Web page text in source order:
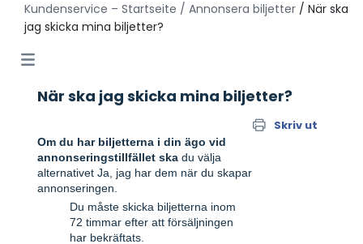
Kundenservice – Startseite / Annonsera biljetter / När ska
jag skicka mina biljetter?
När ska jag skicka mina biljetter?
Skriv ut
Om du har biljetterna i din ägo vid
annonseringstillfället ska du välja
alternativet Ja, jag har dem när du skapar
annonseringen.
Du måste skicka biljetterna inom
72 timmar efter att försäljningen
har bekräftats.